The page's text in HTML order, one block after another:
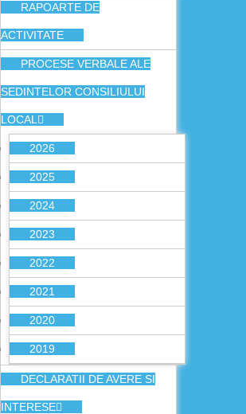
RAPOARTE DE
ACTIVITATE
PROCESE VERBALE ALE
SEDINTELOR CONSILIULUI
LOCAL
2026
2025
2024
2023
2022
2021
2020
2019
DECLARATII DE AVERE SI
INTERESE